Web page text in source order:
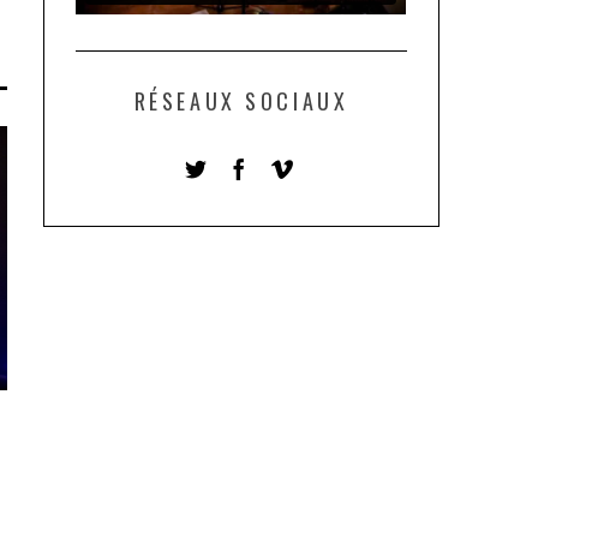
RÉSEAUX SOCIAUX